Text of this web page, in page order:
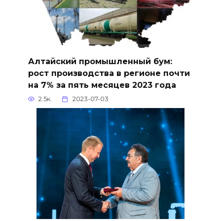
Алтайский промышленный бум:
рост производства в регионе почти
на 7% за пять месяцев 2023 года
2.5к. 2023-07-03